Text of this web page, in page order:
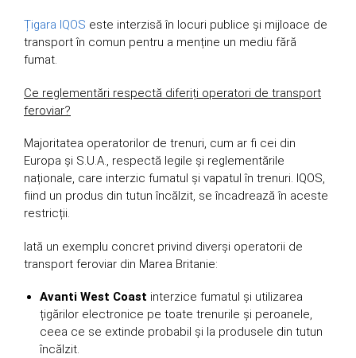
Țigara IQOS este interzisă în locuri publice și mijloace de
transport în comun pentru a menține un mediu fără
fumat.
Ce reglementări respectă diferiți operatori de transport
feroviar?
Majoritatea operatorilor de trenuri, cum ar fi cei din
Europa și S.U.A., respectă legile și reglementările
naționale, care interzic fumatul și vapatul în trenuri. IQOS,
fiind un produs din tutun încălzit, se încadrează în aceste
restricții.
Iată un exemplu concret privind diverși operatorii de
transport feroviar din Marea Britanie:
Avanti West Coast interzice fumatul și utilizarea
țigărilor electronice pe toate trenurile și peroanele,
ceea ce se extinde probabil și la produsele din tutun
încălzit.